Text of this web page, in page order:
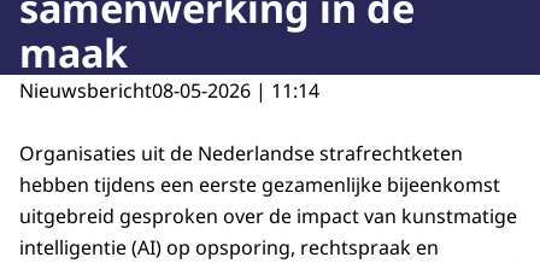
maak
Nieuwsbericht08-05-2026 | 11:14
Organisaties uit de Nederlandse strafrechtketen
hebben tijdens een eerste gezamenlijke bijeenkomst
uitgebreid gesproken over de impact van kunstmatige
intelligentie (AI) op opsporing, rechtspraak en